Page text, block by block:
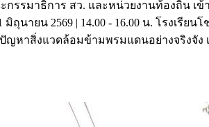
รมาธิการ สว. และหน่วยงานท้องถิ่น เ
ายน 2569 | 14.00 - 16.00 น. โรงเรีย
ปัญหาสิ่งแวดล้อมข้ามพรมแดนอย่างจริ